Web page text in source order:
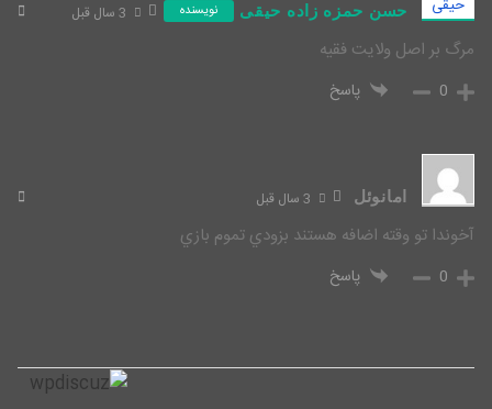
حسن حمزه زاده حیقی نویسنده
مرگ بر اصل ولایت فقیه
0 پاسخ
امانوئل
آخوندا تو وقته اضافه هستند بزودي تموم بازي
0 پاسخ